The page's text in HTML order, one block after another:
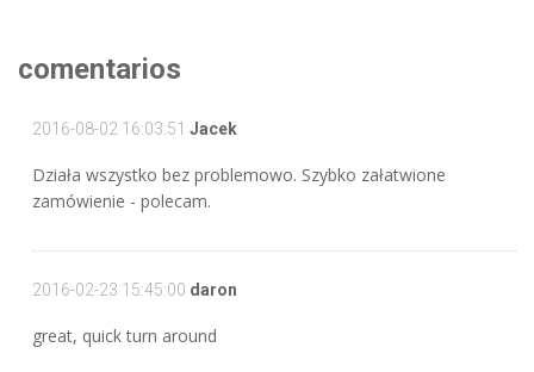
comentarios
2016-08-02 16:03:51 Jacek
Działa wszystko bez problemowo. Szybko załatwione
zamówienie - polecam.
2016-02-23 15:45:00 daron
great, quick turn around